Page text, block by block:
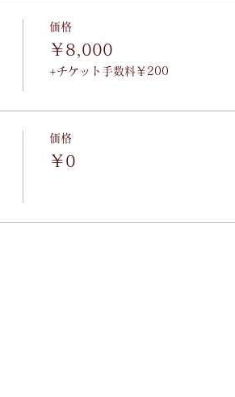
価格
￥8,000
+チケット手数料￥200
価格
￥0